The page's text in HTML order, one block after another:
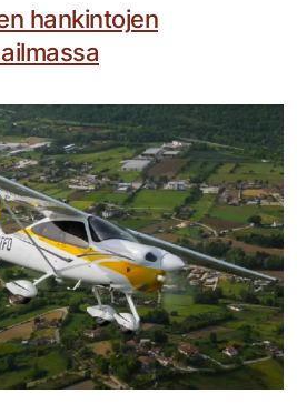
hankintojen